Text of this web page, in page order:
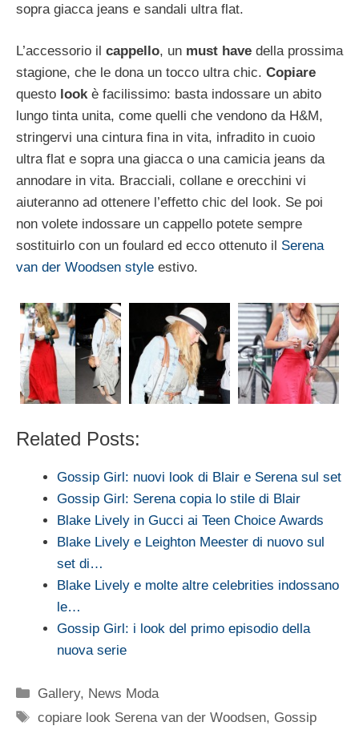
sopra giacca jeans e sandali ultra flat.
L’accessorio il cappello, un must have della prossima
stagione, che le dona un tocco ultra chic. Copiare
questo lookè facilissimo: basta indossare un abito
lungo tinta unita, come quelli che vendono da H&M,
stringervi una cintura fina in vita, infradito in cuoio
ultra flat e sopra una giacca o una camicia jeans da
annodare in vita. Bracciali, collane e orecchini vi
aiuteranno ad ottenere l’effetto chic del look. Se poi
non volete indossare un cappello potete sempre
sostituirlo con un foulard ed ecco ottenuto il Serena
van der Woodsen style estivo.
Related Posts:
Gossip Girl: nuovi look di Blair e Serena sul set
Gossip Girl: Serena copia lo stile di Blair
Blake Lively in Gucci ai Teen Choice Awards
Blake Lively e Leighton Meester di nuovo sul
set di…
Blake Lively e molte altre celebrities indossano
le…
Gossip Girl: i look del primo episodio della
nuova serie
Categorie
Gallery, News Moda
Tag
copiare look Serena van der Woodsen, Gossip